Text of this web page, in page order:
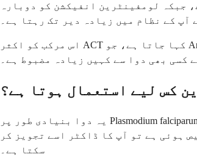
جبکہ لومفینٹرین انفیکشن کو دوبارہ
آپ کے نظام میں زیادہ دیر تک رہتا ہے۔
اس مرکب کو اکثر ACT کہا جاتا ہے، جو Artemisinin-based Combination Therapy کا مخفف ہے۔ آرٹیمیتھر کا حصہ آرٹیمیسنن خاندان کی ادویات سے آتا ہے، جو ایک پودے سے حاصل
کسی بھی دوا سے کہیں زیادہ مضبوط ہے۔
کس لیے استعمال ہوتا ہے؟
یہ دوا بنیادی طور پر Plasmodium falciparum نامی پرجیوی کی وجہ سے ہونے والے غیر پیچیدہ ملیریا کے علاج کے لیے استعمال ہوتی ہے۔ یہ ملیریا کے ان انفیکشن کے لیے خاص
ہوئی ہے تو آپ کا ڈاکٹر اسے تجویز کر
سکتا ہے۔